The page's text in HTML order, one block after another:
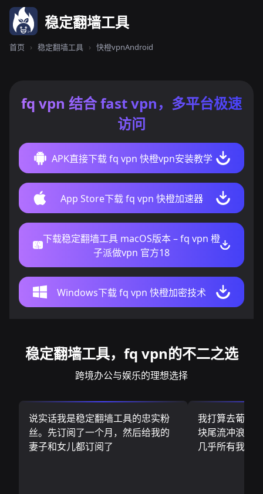
稳定翻墙工具
首页 › 稳定翻墙工具 › 快橙vpnAndroid
fq vpn 结合 fast vpn，多平台极速
访问
APK直接下载 fq vpn 快橙vpn安装教学
App Store下载 fq vpn 快橙加速器
下载稳定翻墙工具 macOS版本 – fq vpn 橙
子派做vpn 官方18
Windows下载 fq vpn 快橙加密技术
稳定翻墙工具，fq vpn的不二之选
跨境办公与娱乐的理想选择
说实话我是稳定翻墙工具的忠实粉
丝。先订阅了一个月，然后给我的
妻子和女儿都订阅了
我打算去葡萄
块尾流冲浪板
几乎所有我需